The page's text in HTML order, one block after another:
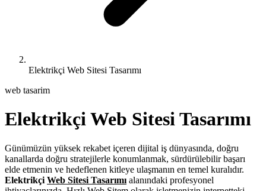
Elektrikçi Web Sitesi Tasarımı
web tasarim
Elektrikçi Web Sitesi Tasarımı
Günümüzün yüksek rekabet içeren dijital iş dünyasında, doğru
kanallarda doğru stratejilerle konumlanmak, sürdürülebilir başarı
elde etmenin ve hedeflenen kitleye ulaşmanın en temel kuralıdır.
Elektrikçi Web Sitesi Tasarımı alanındaki profesyonel